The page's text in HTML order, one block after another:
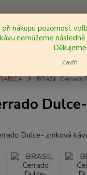
BRASIL Cerrado
nákupu pozornost
nemůžeme
Děkujeme
Zavřít